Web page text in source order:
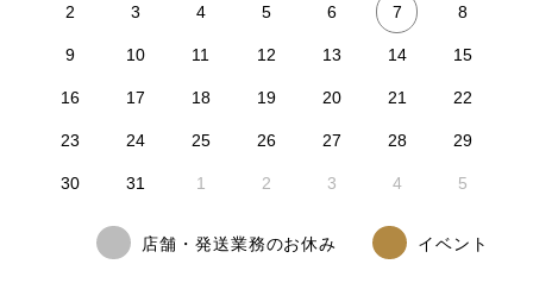
2 3 4 5 6 7 8
9 10 11 12 13 14 15
16 17 18 19 20 21 22
23 24 25 26 27 28 29
30 31 1 2 3 4 5
店舗・発送業務のお休み イベント